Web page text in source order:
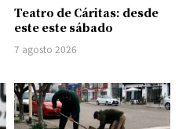
Teatro de Cáritas: desde
este este sábado
7 agosto 2026